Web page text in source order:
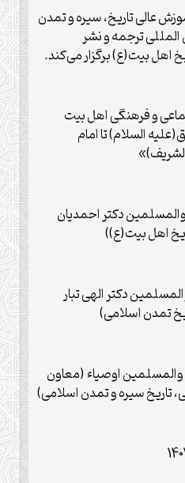
عالی تاریخ، سیره و تمدن
ترجمه و نشر
اهل بیت(ع) برگزار می‌کند.
و فرهنگی اهل بیت
السلام) تا امام
دکتر احمدیان
اهل بیت(ع))
دکتر الهی تبار
تمدن اسلامی)
اوصیاء (معاون
سیره و تمدن اسلامی)